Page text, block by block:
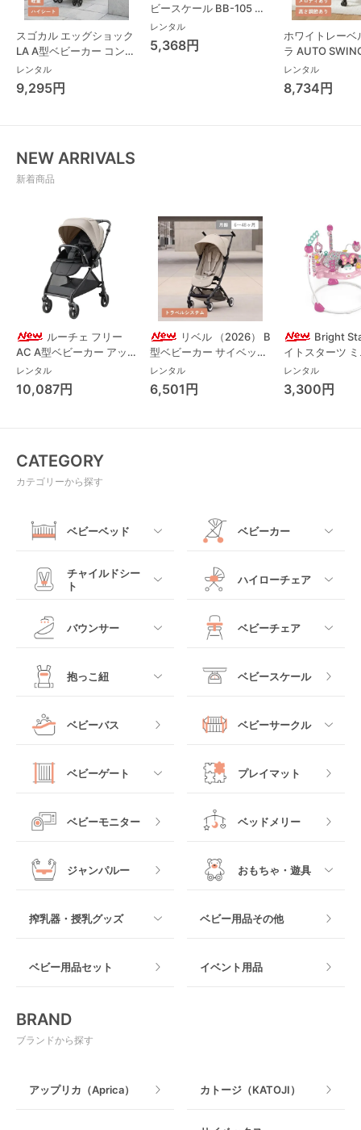
スゴカル エッグショック
LA A型ベビーカー コンビ
(Combi)
レンタル
9,295円
ビースケール BB-105 タ
ニタ(TANITA) ベビースケ
ール・体重計
レンタル
5,368円
ホワイトレーベ
ラ AUTO
Long スリープ
コンビ(Combi)
チェア・ベビー
レンタル
8,734円
NEW ARRIVALS
新着商品
ルーチェ フリー
AC A型ベビーカー アッ
プリカ(Aprica) A型ベビ
ーカー アップリカ
(Aprica)
レンタル
10,087円
リベル （2026） B
型ベビーカー サイベック
ス(cybex)
レンタル
6,501円
Bright
イトスターツ
ス フォーエバ
レンド ジャン
パルー キッズ
レンタル
3,300円
CATEGORY
カテゴリーから探す
ベビーベッド
すべて
レギュラーサイズベビ
ベッドインベッド
クーファン
マットレス・布団
ベビーベッドその他
ベビーカー
すべて
ベビーカーその他
チャイルドシー
ト
すべて
ジュニアシート
チャイルドシートその
他
ハイローチェア
すべて
バウンサー
すべて
ロッキングタイプ
ベビーチェア
すべて
テーブルチェア
抱っこ紐
すべて
抱っこ紐その他
ベビースケール
ベビーバス ベビーサークル
すべて
木製
マット製
ベビーゲート
すべて
プレイマット
ベビーモニター ベッドメリー
ジャンパルー おもちゃ・遊具
搾乳器・授乳グッズ
授乳グッズ・ママ用品
ベビー用品その他
ベビー用品セット イベント用品
BRAND
ブランドから探す
アップリカ（Aprica） カトージ（KATOJI）